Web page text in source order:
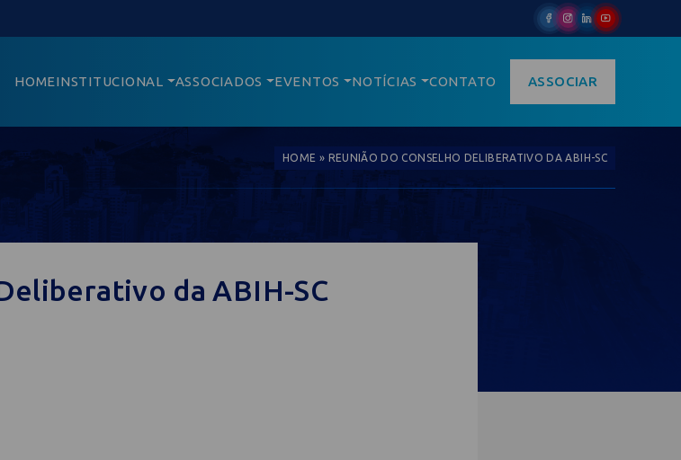
HOMEINSTITUCIONAL ASSOCIADOS EVENTOS NOTÍCIAS CONTATO ASSOCIAR
HOME » REUNIÃO DO CONSELHO DELIBERATIVO DA ABIH-SC
da ABIH-SC